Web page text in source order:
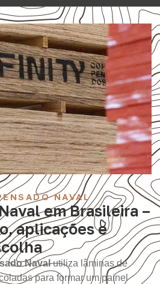
NAVAL
em Brasileira –
aplicações e
Navalutiliza lâminas de
para formar um painel